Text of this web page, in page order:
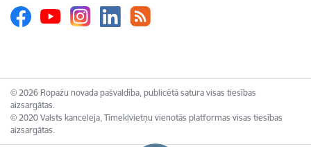
© 2026 Ropažu novada pašvaldība, publicētā satura visas tiesības
aizsargātas.
© 2020 Valsts kanceleja, Tīmekļvietņu vienotās platformas visas tiesības
aizsargātas.